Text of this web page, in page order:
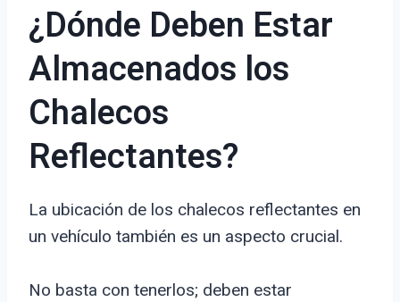
¿Dónde Deben Estar
Almacenados los
Chalecos
Reflectantes?
La ubicación de los chalecos reflectantes en
un vehículo también es un aspecto crucial.
No basta con tenerlos; deben estar